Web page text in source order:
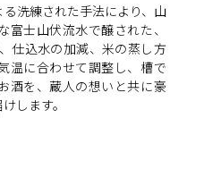
洗練された手法により、山
士山伏流水で醸された、
仕込水の加減、米の蒸し方
温に合わせて調整し、槽で
酒を、蔵人の想いと共に豪
します。